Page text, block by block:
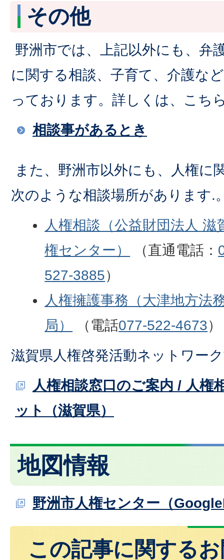
その他
野洲市では、上記以外にも、弁
に関する相談、子育て、介護な
っております。詳しくは、こち
相談事があるとき
また、野洲市以外にも、人権に
次のような相談場所があります.
人権相談（公益財団法人 滋
権センター）
（直通電話：
527-3885）
人権擁護事務（大津地方法
局）
（電話077-522-4673）
滋賀県人権啓発活動ネットワー
人権相談窓口のご案内 / 人権
ット（滋賀県）
地図情報
野洲市人権センター（
この記事に関する